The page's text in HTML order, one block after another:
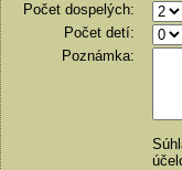
Počet dospelých:
Počet detí:
Poznámka: